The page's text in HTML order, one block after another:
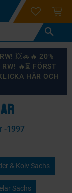
login
💥🚗🔥 20%
🔥⏳ FÖRST
HÄR OCH
-1997
& Kolv Sachs
Sachs